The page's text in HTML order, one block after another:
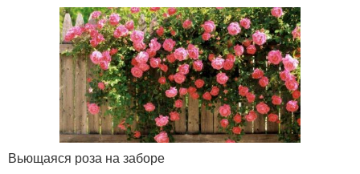
Вьющаяся роза на заборе